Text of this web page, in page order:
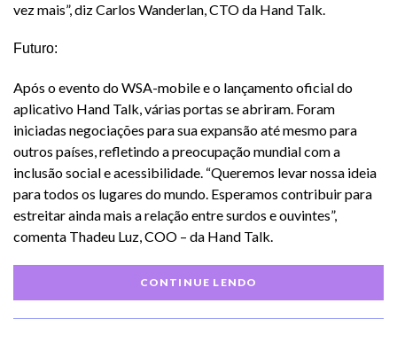
vez mais”, diz Carlos Wanderlan, CTO da Hand Talk.
Futuro:
Após o evento do WSA-mobile e o lançamento oficial do
aplicativo Hand Talk, várias portas se abriram. Foram
iniciadas negociações para sua expansão até mesmo para
outros países, refletindo a preocupação mundial com a
inclusão social e acessibilidade. “Queremos levar nossa ideia
para todos os lugares do mundo. Esperamos contribuir para
estreitar ainda mais a relação entre surdos e ouvintes”,
comenta Thadeu Luz, COO – da Hand Talk.
CONTINUE LENDO